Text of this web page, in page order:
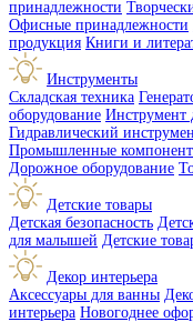
принадлежности
Офисные принадлежности
продукция Книги и
Инструменты
Складская техника
оборудование Инструмент
Гидравлический
Промышленные
Дорожное оборудование
Детские товары
Детская безопасность
для малышей Детские
Декор интерьера
Аксессуары для ванны
интерьера Новогоднее